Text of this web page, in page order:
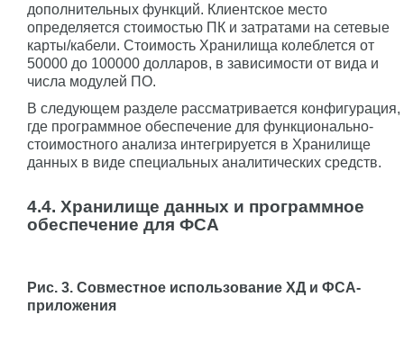
дополнительных функций. Клиентское место
определяется стоимостью ПК и затратами на сетевые
карты/кабели. Стоимость Хранилища колеблется от
50000 до 100000 долларов, в зависимости от вида и
числа модулей ПО.
В следующем разделе рассматривается конфигурация,
где программное обеспечение для функционально-
стоимостного анализа интегрируется в Хранилище
данных в виде специальных аналитических средств.
4.4. Хранилище данных и программное
обеспечение для ФСА
Рис. 3. Совместное использование ХД и ФСА-
приложения